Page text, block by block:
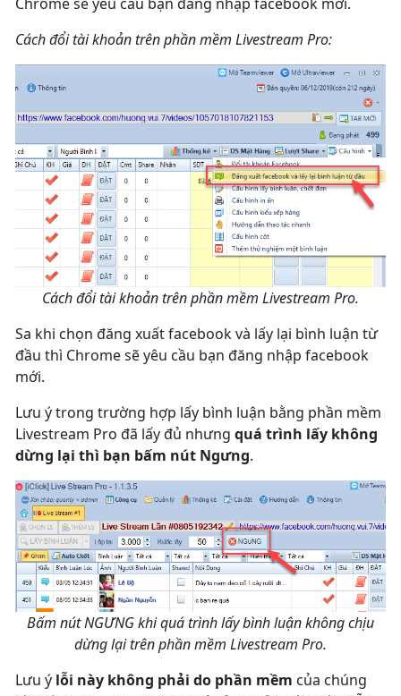
Cách đổi tài khoản trên phần mềm Livestream Pro:
Cách đổi tài khoản trên phần mềm Livestream Pro.
Sa khi chọn đăng xuất facebook và lấy lại bình luận từ
đầu thì Chrome sẽ yêu cầu bạn đăng nhập facebook
mới.
Lưu ý trong trường hợp lấy bình luận bằng phần mềm
Livestream Pro đã lấy đủ nhưng quá trình lấy không
dừng lại thì bạn bấm nút Ngưng.
Bấm nút NGƯNG khi quá trình lấy bình luận không chịu
dừng lại trên phần mềm Livestream Pro.
Lưu ý lỗi này không phải do phần mềm của chúng